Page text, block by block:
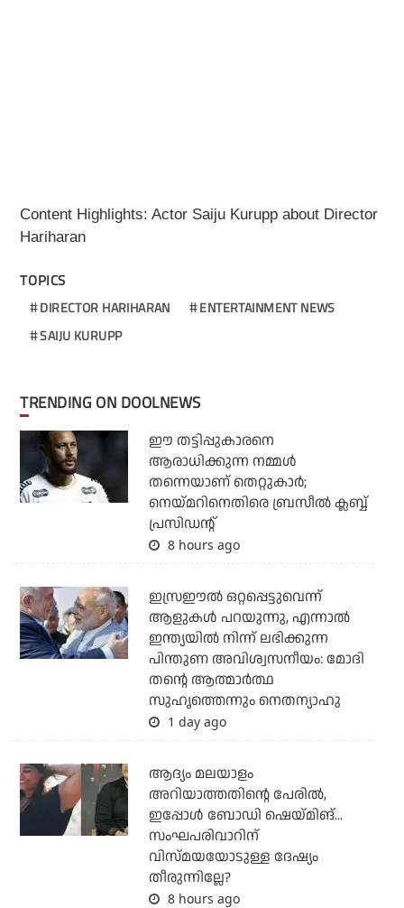
Content Highlights: Actor Saiju Kurupp about Director
Hariharan
TOPICS
DIRECTOR HARIHARAN
ENTERTAINMENT NEWS
SAIJU KURUPP
TRENDING ON DOOLNEWS
ഈ തട്ടിപ്പുകാരനെ
ആരാധിക്കുന്ന നമ്മള്‍
തന്നെയാണ് തെറ്റുകാര്‍;
നെയ്മറിനെതിരെ ബ്രസീല്‍ ക്ലബ്ബ്
പ്രസിഡന്റ്
8 hours ago
ഇസ്രഈല്‍ ഒറ്റപ്പെട്ടുവെന്ന്
ആളുകള്‍ പറയുന്നു, എന്നാല്‍
ഇന്ത്യയില്‍ നിന്ന് ലഭിക്കുന്ന
പിന്തുണ അവിശ്വസനീയം: മോദി
തന്റെ ആത്മാര്‍ത്ഥ
സുഹൃത്തെന്നും നെതന്യാഹു
1 day ago
ആദ്യം മലയാളം
അറിയാത്തതിന്റെ പേരില്‍,
ഇപ്പോള്‍ ബോഡി ഷെയ്മിങ്...
സംഘപരിവാറിന്
വിസ്മയയോടുള്ള ദേഷ്യം
തീരുന്നില്ലേ?
8 hours ago